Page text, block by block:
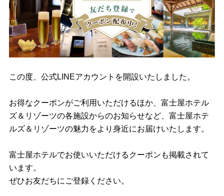
この度、公式LINEアカウントを開設いたしました。
お得なクーポンがご利用いただけるほか、富士屋ホテル
ズ＆リゾーツの各施設からのお知らせなど、富士屋ホテ
ルズ＆リゾーツの魅力をより身近にお届けいたします。
富士屋ホテルでお使いいただけるクーポンも掲載されて
います。
ぜひお友だちにご登録ください。